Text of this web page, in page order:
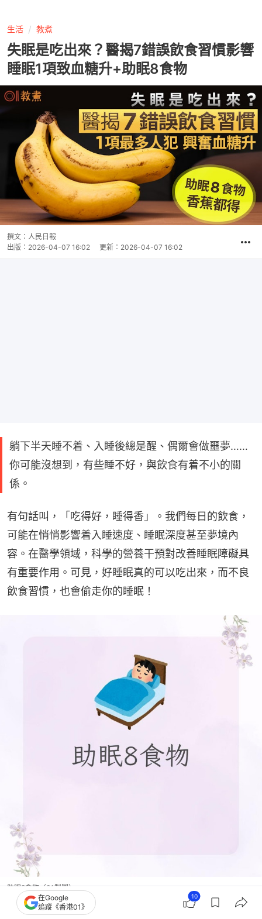
生活 教煮
失眠是吃出來？醫揭7錯誤飲食習慣影響
睡眠1項致血糖升+助眠8食物
撰文： 人民日報
出版： 2026-04-07 16:02 更新： 2026-04-07 16:02
躺下半天睡不着、入睡後總是醒、偶爾會做噩夢……
你可能沒想到，有些睡不好，與飲食有着不小的關
係。
有句話叫，「吃得好，睡得香」。我們每日的飲食，
可能在悄悄影響着入睡速度、睡眠深度甚至夢境內
容。在醫學領域，科學的營養干預對改善睡眠障礙具
有重要作用。可見，好睡眠真的可以吃出來，而不良
飲食習慣，也會偷走你的睡眠！
助眠8食物（01製圖）
在Google
追蹤《香港01》
10